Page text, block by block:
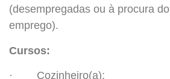
(desempregadas ou à procura
emprego).
Cursos:
· Cozinheiro(a);